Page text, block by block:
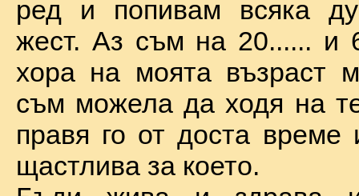
ред и попивам всяка
жест. Аз съм на 20...... и
хора на моята възраст
съм можела да ходя на
правя го от доста време
щастлива за което.